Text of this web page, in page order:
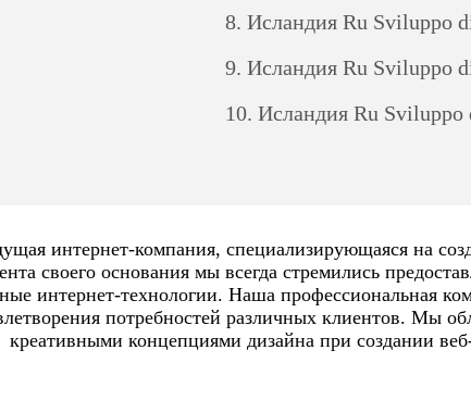
8. Исландия Ru Sviluppo di siti
9. Исландия Ru Sviluppo di siti
10. Исландия Ru Sviluppo di
интернет-компания, специализирующаяся на
своего основания мы всегда стремились
интернет-технологии. Наша профессиональная
потребностей различных клиентов. Мы
креативными концепциями дизайна при создании